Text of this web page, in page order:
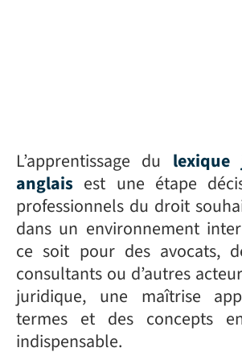
L’apprentissage du lexique
anglais est une étape
professionnels du droit
dans un environnement
ce soit pour des avocats,
consultants ou d’autres
juridique, une maîtrise
termes et des concepts
indispensable.